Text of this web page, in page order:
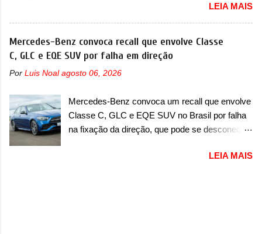
Cappellano, Diretor de Operações da Stellantis
Enlarged Europe, que foi o responsável por
antecipar o lançamento. O novo modelo teve
uma imagem que mostra a traseira do SUV,
onde aparece um pouco das lanternas, que
malas. As lanternas possuem uma iluminação
horizontal. No para-lama traseiro, se n...
de outubro de 2025 que envolve os proprietários
da Strada no Brasil. O chamado envolve
unidades com ano/modelo 2026 da picape
compacta e envolve todas as versões com este
ano/modelo. A marca fala que as unidades
afetadas precisam retornar a uma
airbag do motorista, que precisará ser
substituído porque pode ter sido produzido de
forma errada. O serviço já pode ser solucionado
Em comunicado, a Fiat disse que “foi
LEIA MAIS
Mercedes-Benz convoca recall que envolve Classe
C, GLC e EQE SUV por falha em direção
Por Luis Noal agosto 06, 2026
Mercedes-Benz convoca um recall que envolve
Classe C, GLC e EQE SUV no Brasil por falha
na fixação da direção, que pode se desconectar
em outubro de 2025 um recall que envolve o trio
LEIA MAIS